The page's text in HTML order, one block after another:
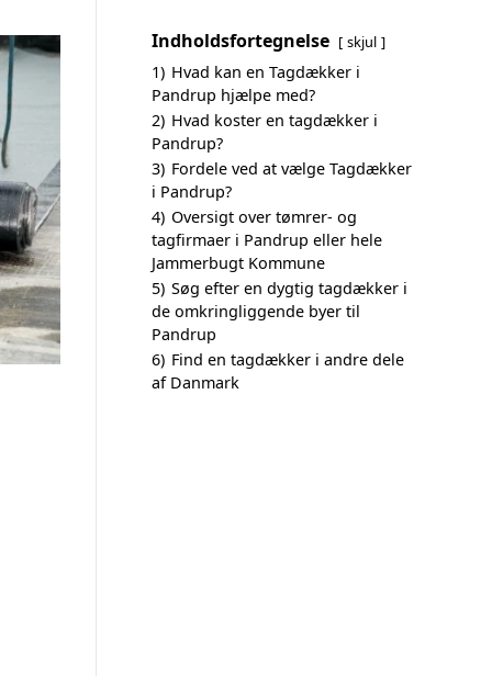
Indholdsfortegnelse skjul
1) Hvad kan en Tagdækker i
Pandrup hjælpe med?
2) Hvad koster en tagdækker i
Pandrup?
3) Fordele ved at vælge Tagdækker
i Pandrup?
4) Oversigt over tømrer- og
tagfirmaer i Pandrup eller hele
Jammerbugt Kommune
5) Søg efter en dygtig tagdækker i
de omkringliggende byer til
Pandrup
6) Find en tagdækker i andre dele
af Danmark